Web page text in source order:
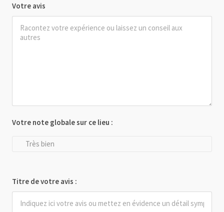
Votre avis
Votre note globale sur ce lieu :
Très bien
Titre de votre avis :